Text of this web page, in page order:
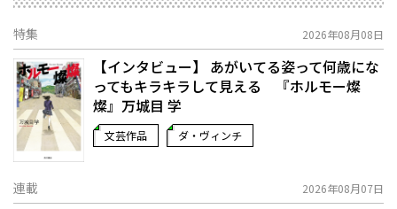
特集 2026年08月08日
【インタビュー】 あがいてる姿って何歳にな
ってもキラキラして見える 『ホルモー燦
燦』万城目 学
文芸作品 ダ・ヴィンチ
連載 2026年08月07日